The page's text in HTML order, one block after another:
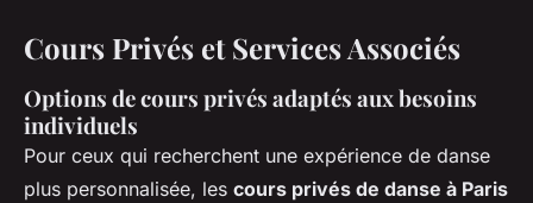
Cours Privés et Services Associés
Options de cours privés adaptés aux besoins
individuels
Pour ceux qui recherchent une expérience de danse
plus personnalisée, les cours privés de danse à Paris